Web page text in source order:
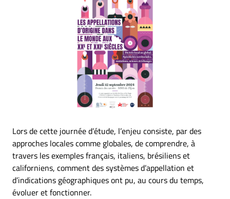
Lors de cette journée d’étude, l’enjeu consiste, par des
approches locales comme globales, de comprendre, à
travers les exemples français, italiens, brésiliens et
californiens, comment des systèmes d’appellation et
d’indications géographiques ont pu, au cours du temps,
évoluer et fonctionner.